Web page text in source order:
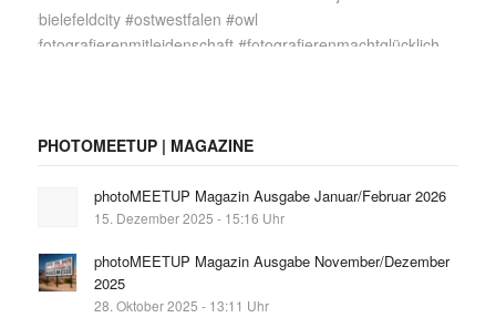
PHOTOMEETUP | MAGAZINE
photoMEETUP Magazin Ausgabe Januar/Februar 2026
15. Dezember 2025 - 15:16 Uhr
photoMEETUP Magazin Ausgabe November/Dezember
2025
28. Oktober 2025 - 13:11 Uhr